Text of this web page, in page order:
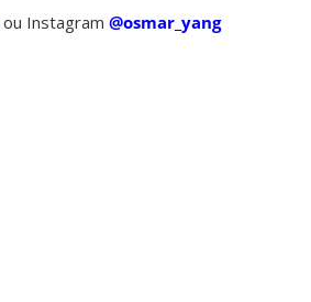
ou Instagram @osmar_yang